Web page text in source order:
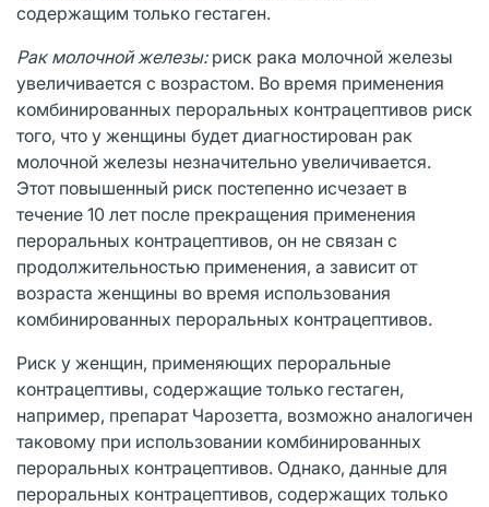
содержащим только гестаген.
Рак молочной железы:риск рака молочной железы
увеличивается с возрастом. Во время применения
комбинированных пероральных контрацептивов риск
того, что у женщины будет диагностирован рак
молочной железы незначительно увеличивается.
Этот повышенный риск постепенно исчезает в
течение 10 лет после прекращения применения
пероральных контрацептивов, он не связан с
продолжительностью применения, а зависит от
возраста женщины во время использования
комбинированных пероральных контрацептивов.
Риск у женщин, применяющих пероральные
контрацептивы, содержащие только гестаген,
например, препарат Чарозетта, возможно аналогичен
таковому при использовании комбинированных
пероральных контрацептивов. Однако, данные для
пероральных контрацептивов, содержащих только